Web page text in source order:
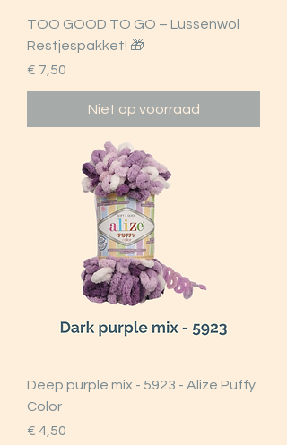
TOO GOOD TO GO – Lussenwol
Restjespakket! 🎁
Prijs
€ 7,50
Niet op voorraad
Deep purple mix - 5923 - Alize Puffy
Color
Prijs
€ 4,50